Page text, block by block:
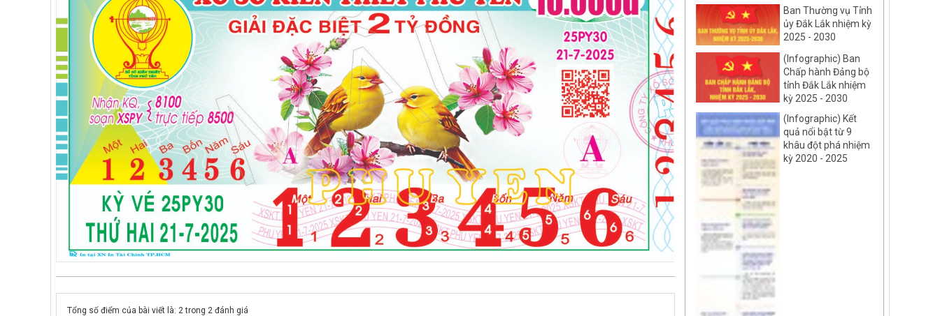
Tổng số điểm của bài viết là: 2 trong 2 đánh giá
Ban Thường vụ Tỉnh
ủy Đắk Lắk nhiệm kỳ
2025 - 2030
(Infographic) Ban
Chấp hành Đảng bộ
tỉnh Đắk Lắk nhiệm
kỳ 2025 - 2030
(Infographic) Kết
quả nổi bật từ 9
khâu đột phá nhiệm
kỳ 2020 - 2025